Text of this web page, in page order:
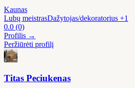
Kaunas
Lubų meistrasDažytojas/dekoratorius +1
0.0 (0)
Profilis →
Peržiūrėti profilį
Titas Peciukenas